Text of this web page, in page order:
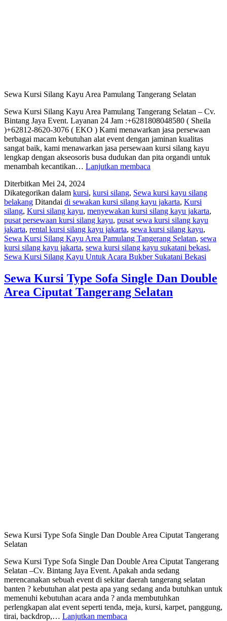
Sewa Kursi Silang Kayu Area Pamulang Tangerang Selatan
Sewa Kursi Silang Kayu Area Pamulang Tangerang Selatan – Cv.
Bintang Jaya Event. Layanan 24 Jam :+6281808048580 ( Sheila
)+62812-8620-3076 ( EKO ) Kami menawarkan jasa persewaan
berbagai macam kebutuhan alat event dengan jaminan kualitas
sangat baik, kami menawarkan jasa persewaan kursi silang kayu
lengkap dengan akseosoris busa dudukan dan pita organdi untuk
menambah kecantikan… Lanjutkan membaca
Kayu
Area
Pamulang
Tangerang
Selatan
Diterbitkan Mei 24, 2024
Dikategorikan dalam kursi, kursi silang, Sewa kursi kayu silang
belakang Ditandai di sewakan kursi silang kayu jakarta, Kursi
silang, Kursi silang kayu, menyewakan kursi silang kayu jakarta,
pusat persewaan kursi silang kayu, pusat sewa kursi silang kayu
jakarta, rental kursi silang kayu jakarta, sewa kursi silang kayu,
Sewa Kursi Silang Kayu Area Pamulang Tangerang Selatan, sewa
kursi silang kayu jakarta, sewa kursi silang kayu sukatani bekasi,
Sewa Kursi Silang Kayu Untuk Acara Bukber Sukatani Bekasi
Sewa Kursi Type Sofa Single Dan Double
Area Ciputat Tangerang Selatan
Sewa Kursi Type Sofa Single Dan Double Area Ciputat Tangerang
Selatan
Sewa Kursi Type Sofa Single Dan Double Area Ciputat Tangerang
Selatan –Cv. Bintang Jaya Event. Apakah anda sedang
merencanakan sebuah event di sekitar daerah tangerang selatan
banten ? kebutuhan alat pesta apa yang sedang anda butuhkan untuk
memenuhi kebutuhan acara anda ? anda membutuhkan
perlengkapan alat event seperti tenda, meja, kursi, karpet, panggung,
tirai, backdrop,… Lanjutkan membaca